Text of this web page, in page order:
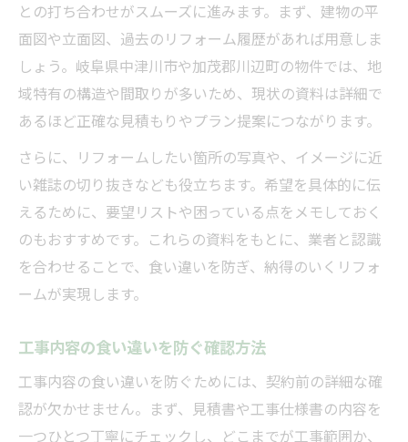
との打ち合わせがスムーズに進みます。まず、建物の平
面図や立面図、過去のリフォーム履歴があれば用意しま
しょう。岐阜県中津川市や加茂郡川辺町の物件では、地
域特有の構造や間取りが多いため、現状の資料は詳細で
あるほど正確な見積もりやプラン提案につながります。
さらに、リフォームしたい箇所の写真や、イメージに近
い雑誌の切り抜きなども役立ちます。希望を具体的に伝
えるために、要望リストや困っている点をメモしておく
のもおすすめです。これらの資料をもとに、業者と認識
を合わせることで、食い違いを防ぎ、納得のいくリフォ
ームが実現します。
工事内容の食い違いを防ぐ確認方法
工事内容の食い違いを防ぐためには、契約前の詳細な確
認が欠かせません。まず、見積書や工事仕様書の内容を